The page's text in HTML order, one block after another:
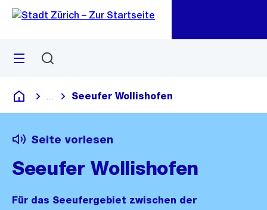
Navigation
Sprunglink
Menü
Deutsch
Blende alle Breadcrumbs ein
Seeufer Wollishofen
Seite vorlesen
Seeufer Wollishofen
Für das Seeufergebiet zwischen der